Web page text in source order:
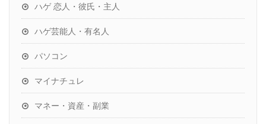
ハゲ 恋人・彼氏・主人
ハゲ芸能人・有名人
パソコン
マイナチュレ
マネー・資産・副業